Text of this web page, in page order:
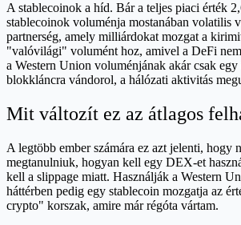
A stablecoinok a híd. Bár a teljes piaci érték
stablecoinok voluménja mostanában volatilis
partnerség, amely milliárdokat mozgat a
"valóvilági" volumént hoz, amivel a DeFi
a Western Union voluménjának akár csak egy
blokkláncra vándorol, a hálózati aktivitás
Mit változít ez az átlagos
A legtöbb ember számára ez azt jelenti, hogy
megtanulniuk, hogyan kell egy DEX-et
kell a slippage miatt. Használják a Western
háttérben pedig egy stablecoin mozgatja az
crypto" korszak, amire már régóta vártam.